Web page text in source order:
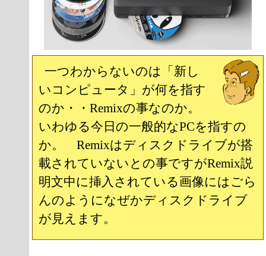
一つわからないのは「新し
いコンピュータ」が何を指す
のか・・Remixの事なのか。
いわゆる今日の一般的なPCを指すの
か。 Remixはディスクドライブが搭
載されていないとの事ですがRemix説
明文中に挿入されている画像にはごら
んのようになぜかディスクドライブ
が見えます。